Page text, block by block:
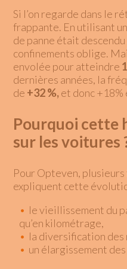
Si l’on regarde dans le
frappante. En utilisant
de panne était
confinements oblige.
envolée pour atteindre
dernières années, la
de +32 %, et donc
Pourquoi cette
sur les voitures
Pour Opteven,
expliquent cette
le vieillissement du
qu’en kilométrage,
la diversification
un élargissement